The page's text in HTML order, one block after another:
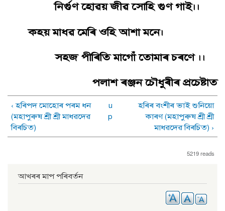
নিৰ্গুণ হোৱয় জীৱ সোহি গুণ গাই।।
কহয় মাধৱ মেৰি ওহি আশা মনে।
সহজ পীৰিতি মাগোঁ তোমাৰ চৰণে ।।
পলাশ ৰঞ্জন চৌধুৰীৰ প্ৰচেষ্টাত
‹ হৰিপদ মােহােৰ পৰম ধন
(মহাপুৰুষ শ্ৰী শ্ৰী মাধৱদেৱ
বিৰচিত)
u
p
হৰিৰ বংশীৰ ভাই শুনিয়াে
কাৰণ (মহাপুৰুষ শ্ৰী শ্ৰী
মাধৱদেৱ বিৰচিত) ›
5219 reads
আখৰৰ মাপ পৰিবৰ্তন